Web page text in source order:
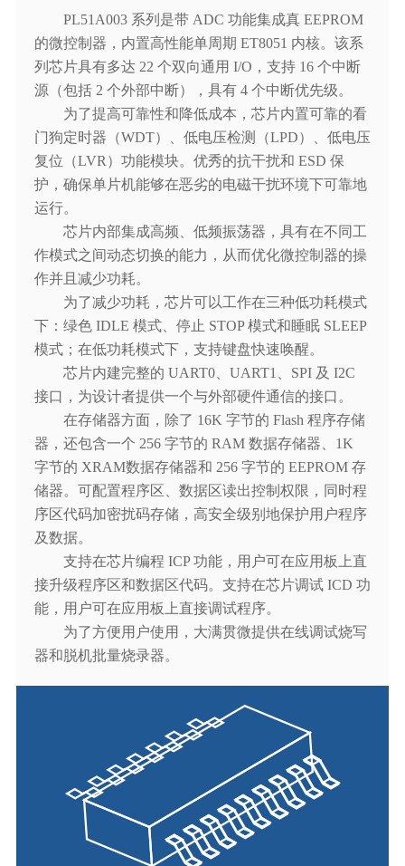
PL51A003 系列是带 ADC 功能集成真 EEPROM
的微控制器，内置高性能单周期 ET8051 内核。该系
列芯片具有多达 22 个双向通用 I/O，支持 16 个中断
源（包括 2 个外部中断），具有 4 个中断优先级。
为了提高可靠性和降低成本，芯片内置可靠的看
门狗定时器（WDT）、低电压检测（LPD）、低电压
复位（LVR）功能模块。优秀的抗干扰和 ESD 保
护，确保单片机能够在恶劣的电磁干扰环境下可靠地
运行。
芯片内部集成高频、低频振荡器，具有在不同工
作模式之间动态切换的能力，从而优化微控制器的操
作并且减少功耗。
为了减少功耗，芯片可以工作在三种低功耗模式
下：绿色 IDLE 模式、停止 STOP 模式和睡眠 SLEEP
模式；在低功耗模式下，支持键盘快速唤醒。
芯片内建完整的 UART0、UART1、SPI 及 I2C
接口，为设计者提供一个与外部硬件通信的接口。
在存储器方面，除了 16K 字节的 Flash 程序存储
器，还包含一个 256 字节的 RAM 数据存储器、1K
字节的 XRAM数据存储器和 256 字节的 EEPROM 存
储器。可配置程序区、数据区读出控制权限，同时程
序区代码加密扰码存储，高安全级别地保护用户程序
及数据。
支持在芯片编程 ICP 功能，用户可在应用板上直
接升级程序区和数据区代码。支持在芯片调试 ICD 功
能，用户可在应用板上直接调试程序。
为了方便用户使用，大满贯微提供在线调试烧写
器和脱机批量烧录器。